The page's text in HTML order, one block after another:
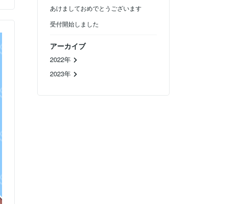
あけましておめでとうございます
受付開始しました
アーカイブ
2022年
2023年